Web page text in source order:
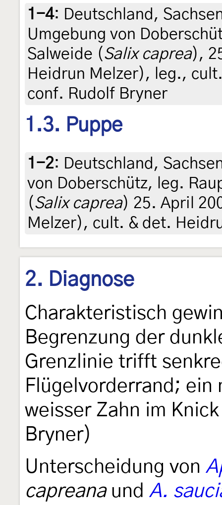
1-4: Deutschland,
Umgebung von
Salweide (Salix caprea),
Heidrun Melzer), leg.,
conf. Rudolf Bryner
1.3. Puppe
1-2: Deutschland,
von Doberschütz, leg.
(Salix caprea) 25. April
Melzer), cult. & det.
2. Diagnose
Charakteristisch
Begrenzung der
Grenzlinie trifft
Flügelvorderrand; ein
weisser Zahn im
Bryner)
Unterscheidung von
capreanaund A.